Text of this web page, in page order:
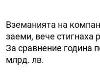
Вземанията на
заеми, вече стигнаха
За сравнение година
млрд. лв.